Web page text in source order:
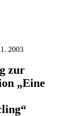
2003
zur
„Eine